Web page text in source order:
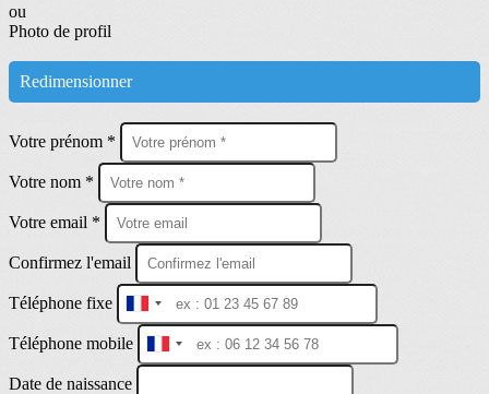
ou
Photo de profil
Redimensionner
Votre prénom *
Votre nom *
Votre email *
Confirmez l'email
Téléphone fixe
France
+33
Téléphone mobile
France
+33
Date de naissance